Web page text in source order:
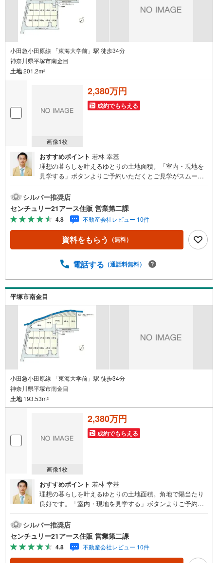
小田急小田原線 「東海大学前」駅 徒歩34分
神奈川県平塚市南金目
土地201.2m2
画像1枚
2,380万円
成約でもらえる
おすすめポイント 若林 幸基
理想の暮らしを叶えるゆとりの土地面積。「室内・現地を
見学する」ボタンよりご予約いただくとご見学がスムーズ
センチュリオン獲得店舗◆全国約970店舗あるセンチュリー
21のお店。その中でも、アメリカ本部が設ける一定基準を
満たした、上位4％しか受賞できない賞。それが「センチュ
リオン」です。弊社はそのセンチュリオンを2002年から欠
かすことなく取り続けております。◆住宅ローン相談会◆
お客様にあった無理のない住宅ローンの試算やご購入の際
お買い物になりますので、しっかりとした資金計画のアド
金額を長期間で返済する住宅ローンは優遇金利が0.1％変わ
るだけで、支払い総額に大きな変化が生じます。取引の多
い弊社は金融機関の特色、傾向、トレンドを熟知しており
ますので、お客様のニーズにあった金融機関をご紹介させ
て頂きます。
シルバー推奨店
センチュリー21アース住販 営業第二課
4.8 不動産会社レビュー 10件
資料をもらう （無料）
電話する （通話料無料）
平塚市南金目
小田急小田原線 「東海大学前」駅 徒歩34分
神奈川県平塚市南金目
土地193.53m2
画像1枚
2,380万円
成約でもらえる
おすすめポイント 若林 幸基
理想の暮らしを叶えるゆとりの土地面積。角地で陽当たり
良好です。「室内・現地を見学する」ボタンよりご予約い
アース住販のポイント】◆センチュリオン獲得店舗◆全国
約970店舗あるセンチュリー21のお店。その中でも、アメ
リカ本部が設ける一定基準を満たした、上位4％しか受賞で
きない賞。それが「センチュリオン」です。弊社はそのセ
シルバー推奨店
センチュリー21アース住販 営業第二課
4.8 不動産会社レビュー 10件